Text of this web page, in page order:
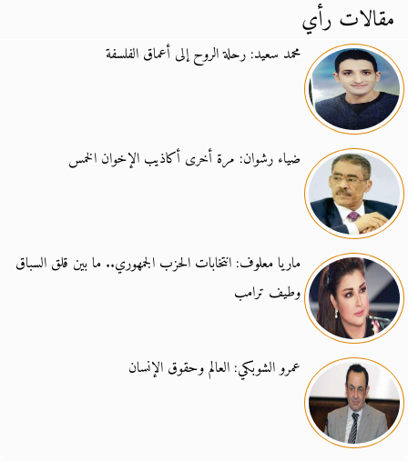
مقالات رأي
محمد سعيد: رحلة الروح إلى أعماق الفلسفة
ضياء رشوان: مرة أخرى أكاذيب الإخوان الخمس
ماريا معلوف: انتخابات الحزب الجمهوري.. ما بين قلق السباق
وطيف ترامب
عمرو الشوبكي: العالم وحقوق الإنسان